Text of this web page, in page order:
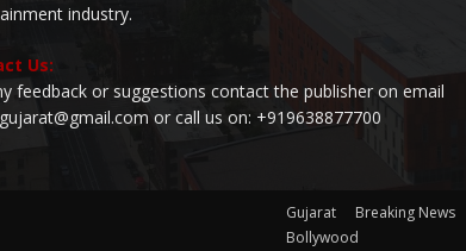
industry.
Us:
feedback or suggestions contact the publisher on email
or call us on: +919638877700
Gujarat Breaking News
Bollywood